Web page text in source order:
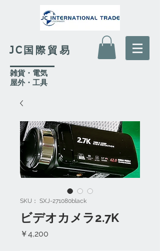
JC国際貿易
​雑貨・電気
​屋外・工具
SKU： SXJ-271080black
ビデオカメラ2.7K
￥4,200